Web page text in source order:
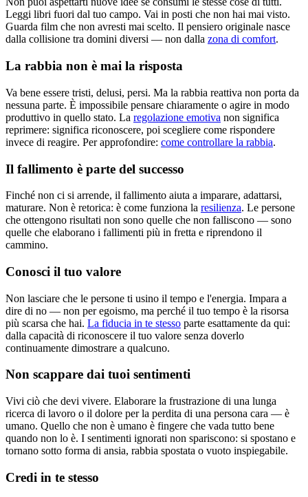
Leggi libri fuori dal tuo campo. Vai in posti che non hai mai visto.
Guarda film che non avresti mai scelto. Il pensiero originale nasce
dalla collisione tra domini diversi — non dalla zona di comfort.
La rabbia non è mai la risposta
Va bene essere tristi, delusi, persi. Ma la rabbia reattiva non porta da
nessuna parte. È impossibile pensare chiaramente o agire in modo
produttivo in quello stato. La regolazione emotiva non significa
reprimere: significa riconoscere, poi scegliere come rispondere
invece di reagire. Per approfondire: come controllare la rabbia.
Il fallimento è parte del successo
Finché non ci si arrende, il fallimento aiuta a imparare, adattarsi,
maturare. Non è retorica: è come funziona la resilienza. Le persone
che ottengono risultati non sono quelle che non falliscono — sono
quelle che elaborano i fallimenti più in fretta e riprendono il
cammino.
Conosci il tuo valore
Non lasciare che le persone ti usino il tempo e l'energia. Impara a
dire di no — non per egoismo, ma perché il tuo tempo è la risorsa
più scarsa che hai. La fiducia in te stesso parte esattamente da qui:
dalla capacità di riconoscere il tuo valore senza doverlo
continuamente dimostrare a qualcuno.
Non scappare dai tuoi sentimenti
Vivi ciò che devi vivere. Elaborare la frustrazione di una lunga
ricerca di lavoro o il dolore per la perdita di una persona cara — è
umano. Quello che non è umano è fingere che vada tutto bene
quando non lo è. I sentimenti ignorati non spariscono: si spostano e
tornano sotto forma di ansia, rabbia spostata o vuoto inspiegabile.
Credi in te stesso